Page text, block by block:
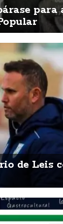
para
de Leis